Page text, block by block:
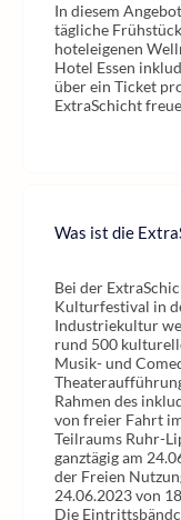
In diesem
tägliche
hoteleigenen
Hotel Essen
über ein Ticket
ExtraSchicht
Was ist die
Bei der
Kulturfestival in
Industriekultur
rund 500
Musik- und
Rahmen des
von freier Fahrt
Teilraums Ruhr-
ganztägig am
der Freien
24.06.2023 von
Die